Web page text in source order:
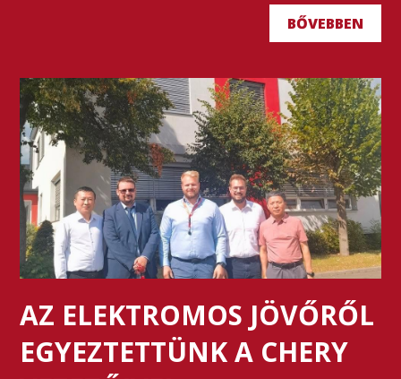
BŐVEBBEN
AZ ELEKTROMOS JÖVŐRŐL
EGYEZTETTÜNK A CHERY